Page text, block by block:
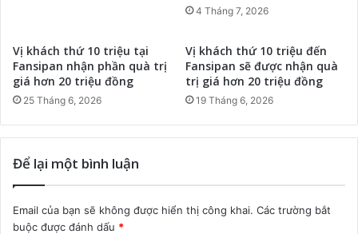
4 Tháng 7, 2026
Vị khách thứ 10 triệu tại
Fansipan nhận phần quà trị
giá hơn 20 triệu đồng
25 Tháng 6, 2026
Vị khách thứ 10 triệu đến
Fansipan sẽ được nhận quà
trị giá hơn 20 triệu đồng
19 Tháng 6, 2026
Để lại một bình luận
Email của bạn sẽ không được hiển thị công khai. Các trường bắt
buộc được đánh dấu *